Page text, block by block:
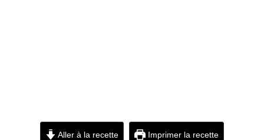
Aller à la recette Imprimer la recette